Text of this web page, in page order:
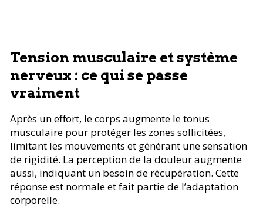
Tension musculaire et système
nerveux : ce qui se passe
vraiment
Après un effort, le corps augmente le tonus
musculaire pour protéger les zones sollicitées,
limitant les mouvements et générant une sensation
de rigidité. La perception de la douleur augmente
aussi, indiquant un besoin de récupération. Cette
réponse est normale et fait partie de l’adaptation
corporelle.